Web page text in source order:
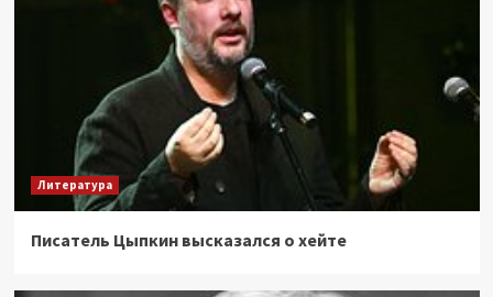
Литература
Писатель Цыпкин высказался о хейте